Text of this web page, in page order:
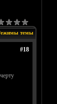
темы
#18